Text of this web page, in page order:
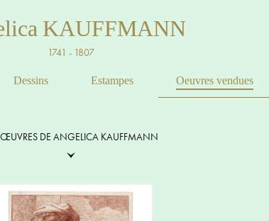
KAUFFMANN
1741 - 1807
Dessins Estampes Oeuvres vendues
ŒUVRES DE ANGELICA KAUFFMANN